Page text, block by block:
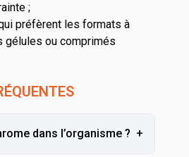
;
préfèrent les formats à
gélules ou comprimés
dans l’organisme ? +